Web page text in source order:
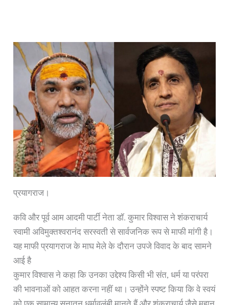
प्रयागराज।
कवि और पूर्व आम आदमी पार्टी नेता डॉ. कुमार विश्वास ने शंकराचार्य
स्वामी अविमुक्तश्वरानंद सरस्वती से सार्वजनिक रूप से माफी मांगी है।
यह माफी प्रयागराज के माघ मेले के दौरान उपजे विवाद के बाद सामने
आई है
कुमार विश्वास ने कहा कि उनका उद्देश्य किसी भी संत, धर्म या परंपरा
की भावनाओं को आहत करना नहीं था। उन्होंने स्पष्ट किया कि वे स्वयं